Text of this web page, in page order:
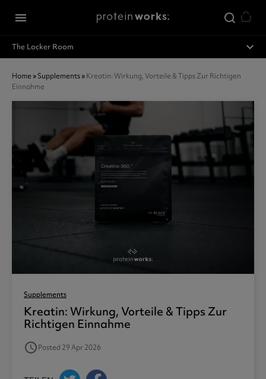
menu
The Locker Room expand_less
Home»Supplements»Kreatin: Wirkung, Vorteile & Tipps Zur Richtigen
Einnahme
Supplements
Kreatin: Wirkung, Vorteile & Tipps Zur
Richtigen Einnahme
access_timePosted 29 Apr 2026